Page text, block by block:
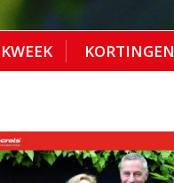
KORTINGEN